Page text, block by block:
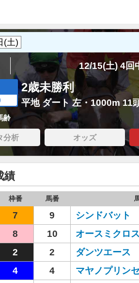
12/15(土) 4回
2歳未勝利
平地 ダート 左・1000m 11
齢
分析 オッズ
績
枠番 馬番
7 9 シンドバット
8 10 オースミクロス
2 2 ダンツエース
4 4 マヤノプリン